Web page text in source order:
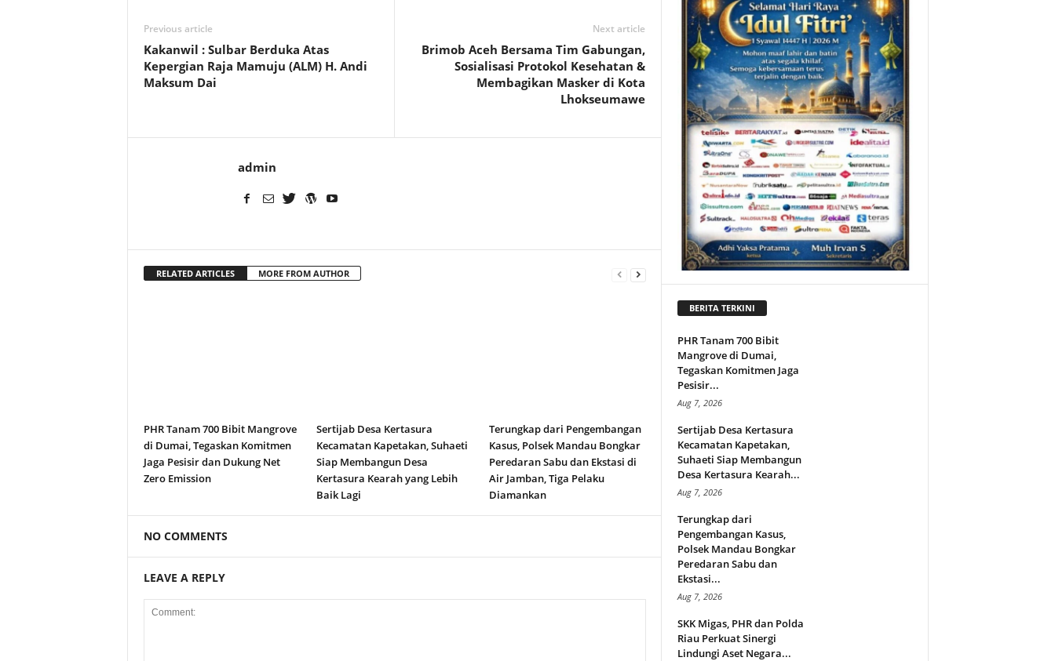
Previous article
Kakanwil : Sulbar Berduka Atas
Kepergian Raja Mamuju (ALM) H. Andi
Maksum Dai
Next article
Brimob Aceh Bersama Tim Gabungan,
Sosialisasi Protokol Kesehatan &
Membagikan Masker di Kota
Lhokseumawe
admin
RELATED ARTICLES MORE FROM AUTHOR
PHR Tanam 700 Bibit Mangrove
di Dumai, Tegaskan Komitmen
Jaga Pesisir dan Dukung Net
Zero Emission
Sertijab Desa Kertasura
Kecamatan Kapetakan, Suhaeti
Siap Membangun Desa
Kertasura Kearah yang Lebih
Baik Lagi
Terungkap dari Pengembangan
Kasus, Polsek Mandau Bongkar
Peredaran Sabu dan Ekstasi di
Air Jamban, Tiga Pelaku
Diamankan
NO COMMENTS
LEAVE A REPLY
BERITA TERKINI
PHR Tanam 700 Bibit
Mangrove di Dumai,
Tegaskan Komitmen Jaga
Pesisir...
Aug 7, 2026
Sertijab Desa Kertasura
Kecamatan Kapetakan,
Suhaeti Siap Membangun
Desa Kertasura Kearah...
Aug 7, 2026
Terungkap dari
Pengembangan Kasus,
Polsek Mandau Bongkar
Peredaran Sabu dan
Ekstasi...
Aug 7, 2026
SKK Migas, PHR dan Polda
Riau Perkuat Sinergi
Lindungi Aset Negara...